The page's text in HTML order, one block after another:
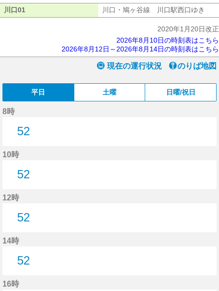
川口01 川口・鳩ヶ谷線 川口駅西口ゆき
2020年1月20日改正
2026年8月10日の時刻表はこちら
2026年8月12日～2026年8月14日の時刻表はこちら
現在の運行状況 のりば地図
平日 土曜 日曜/祝日
8時
52
10時
52
12時
52
14時
52
16時